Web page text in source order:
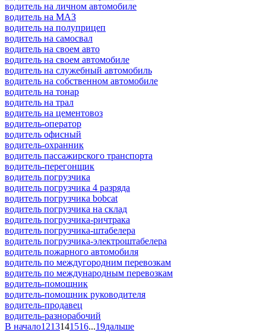
водитель на личном автомобиле
водитель на МАЗ
водитель на полуприцеп
водитель на самосвал
водитель на своем авто
водитель на своем автомобиле
водитель на служебный автомобиль
водитель на собственном автомобиле
водитель на тонар
водитель на трал
водитель на цементовоз
водитель-оператор
водитель офисный
водитель-охранник
водитель пассажирского транспорта
водитель-перегонщик
водитель погрузчика
водитель погрузчика 4 разряда
водитель погрузчика bobcat
водитель погрузчика на склад
водитель погрузчика-ричтрака
водитель погрузчика-штабелера
водитель погрузчика-электроштабелера
водитель пожарного автомобиля
водитель по междугородним перевозкам
водитель по международным перевозкам
водитель-помощник
водитель-помощник руководителя
водитель-продавец
водитель-разнорабочий
В начало1213141516...19дальше